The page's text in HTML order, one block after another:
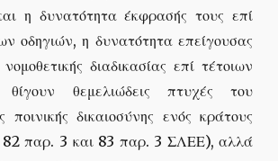
η δυνατότητα έκφρασής τους επί
οδηγιών, η δυνατότητα επείγουσας
διαδικασίας επί τέτοιων
θεμελιώδεις πτυχές του
ποινικής δικαιοσύνης ενός κράτους
82 παρ. 3 και 83 παρ. 3 ΣΛΕΕ), αλλά